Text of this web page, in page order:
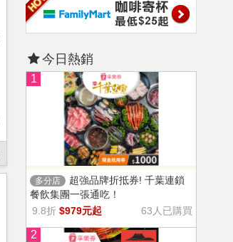
今日熱銷
1
多分店
超強品牌折抵券! 千葉連鎖
餐飲集團一張通吃！
9.8折 $979元起 63人已購買
2